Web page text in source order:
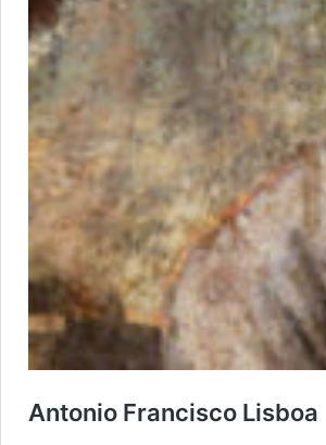
Antonio Francisco Lisboa